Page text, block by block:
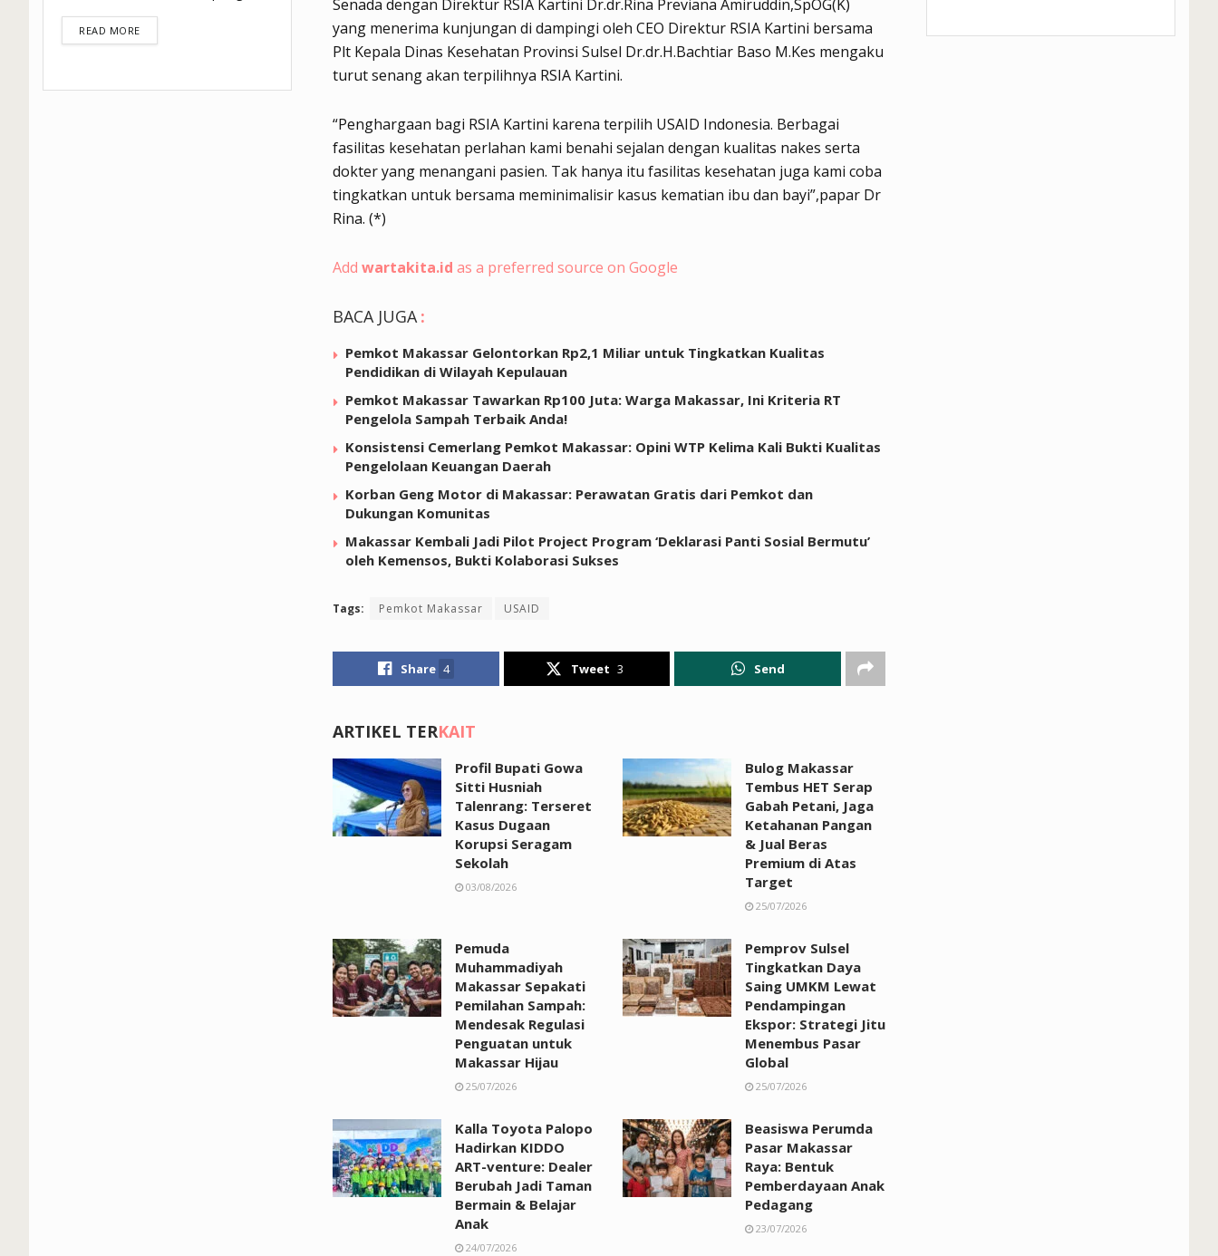
Senada dengan Direktur RSIA Kartini Dr.dr.Rina Previana Amiruddin,SpOG(K)
yang menerima kunjungan di dampingi oleh CEO Direktur RSIA Kartini bersama
Plt Kepala Dinas Kesehatan Provinsi Sulsel Dr.dr.H.Bachtiar Baso M.Kes mengaku
turut senang akan terpilihnya RSIA Kartini.
“Penghargaan bagi RSIA Kartini karena terpilih USAID Indonesia. Berbagai
fasilitas kesehatan perlahan kami benahi sejalan dengan kualitas nakes serta
dokter yang menangani pasien. Tak hanya itu fasilitas kesehatan juga kami coba
tingkatkan untuk bersama meminimalisir kasus kematian ibu dan bayi”,papar Dr
Rina. (*)
Add wartakita.id as a preferred source on Google
BACA JUGA :
Pemkot Makassar Gelontorkan Rp2,1 Miliar untuk Tingkatkan Kualitas
Pendidikan di Wilayah Kepulauan
Pemkot Makassar Tawarkan Rp100 Juta: Warga Makassar, Ini Kriteria RT
Pengelola Sampah Terbaik Anda!
Konsistensi Cemerlang Pemkot Makassar: Opini WTP Kelima Kali Bukti Kualitas
Pengelolaan Keuangan Daerah
Korban Geng Motor di Makassar: Perawatan Gratis dari Pemkot dan
Dukungan Komunitas
Makassar Kembali Jadi Pilot Project Program ‘Deklarasi Panti Sosial Bermutu’
oleh Kemensos, Bukti Kolaborasi Sukses
Tags: Pemkot Makassar USAID
Share 4 Tweet 3 Send
ARTIKEL TERKAIT
Profil Bupati Gowa
Sitti Husniah
Talenrang: Terseret
Kasus Dugaan
Korupsi Seragam
Sekolah
03/08/2026
Bulog Makassar
Tembus HET Serap
Gabah Petani, Jaga
Ketahanan Pangan
& Jual Beras
Premium di Atas
Target
25/07/2026
Pemuda
Muhammadiyah
Makassar Sepakati
Pemilahan Sampah:
Mendesak Regulasi
Penguatan untuk
Makassar Hijau
25/07/2026
Pemprov Sulsel
Tingkatkan Daya
Saing UMKM Lewat
Pendampingan
Ekspor: Strategi Jitu
Menembus Pasar
Global
25/07/2026
Kalla Toyota Palopo
Hadirkan KIDDO
ART-venture: Dealer
Berubah Jadi Taman
Bermain & Belajar
Anak
24/07/2026
Beasiswa Perumda
Pasar Makassar
Raya: Bentuk
Pemberdayaan Anak
Pedagang
23/07/2026
READ MOREDETAILS